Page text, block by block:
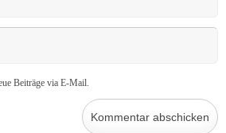
Beiträge via E-Mail.